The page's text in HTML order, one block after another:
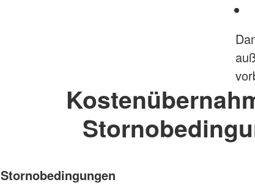
Stornobedingungen